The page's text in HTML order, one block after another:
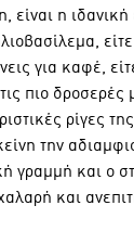
είναι η
για καφέ,
πιο δροσερές
ρίγες
την
γραμμή και ο
και